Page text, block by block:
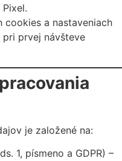
cookies a nastaveniach
pri prvej návšteve
je založené na:
1, písmeno a GDPR) –